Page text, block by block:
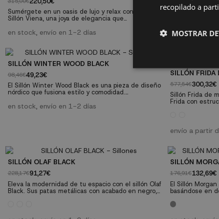
Sumérgete en un oasis de lujo y relax con nuestro
Sillón Viena, una joya de elegancia que
con cuidado y atención a los detalles, este sillón
Dimensiones: Ancho: 74 cm - Profundo: 74 cm -
Alto: 86 cm
en stock, envío en 1-2 días
Adéntrate en
pieza de
tu rincón de
meticulosa
resalta por
últimas
SILLÓN WINTER WOOD BLACK
98,46€49,23€
El Sillón Winter Wood Black es una pieza de diseño
nórdico que fusiona estilo y comodidad.
presenta un asiento semicircular en polipropileno
en stock, envío en 1-2 días
SILLÓN FRIDA
577,54€300,32€
Sillón Frida de
Frida con
61 cm. Peso: 8
envío a partir
SILLÓN OLAF BLACK
228,17€91,27€
Eleva la modernidad de tu espacio con el sillón Olaf
Black. Sus patas metálicas con acabado en negro,
SILLÓN
176,91€132,69€
El Sillón
basándose en
impacto
recopilado a
MOSTRAR